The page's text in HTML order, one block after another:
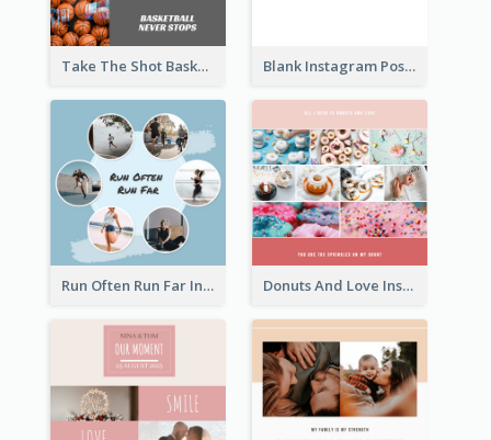
Take The Shot Basketball Instagram Post Blank Instagram Post
Run Often Run Far Instagram Post Donuts And Love Instagram Post